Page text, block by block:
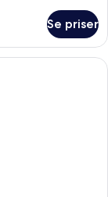
Se priser
med en seng, et